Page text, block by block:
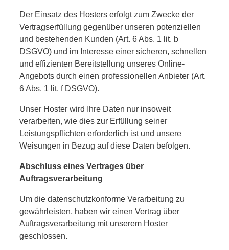
Der Einsatz des Hosters erfolgt zum Zwecke der
Vertragserfüllung gegenüber unseren potenziellen
und bestehenden Kunden (Art. 6 Abs. 1 lit. b
DSGVO) und im Interesse einer sicheren, schnellen
und effizienten Bereitstellung unseres Online-
Angebots durch einen professionellen Anbieter (Art.
6 Abs. 1 lit. f DSGVO).
Unser Hoster wird Ihre Daten nur insoweit
verarbeiten, wie dies zur Erfüllung seiner
Leistungspflichten erforderlich ist und unsere
Weisungen in Bezug auf diese Daten befolgen.
Abschluss eines Vertrages über
Auftragsverarbeitung
Um die datenschutzkonforme Verarbeitung zu
gewährleisten, haben wir einen Vertrag über
Auftragsverarbeitung mit unserem Hoster
geschlossen.